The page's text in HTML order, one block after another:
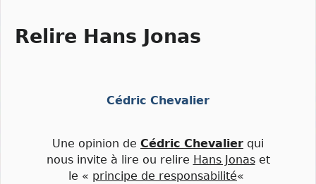
Relire Hans Jonas
Cédric Chevalier
Une opinion de Cédric Chevalier qui
nous invite à lire ou relire Hans Jonaset
le « principe de responsabilité«